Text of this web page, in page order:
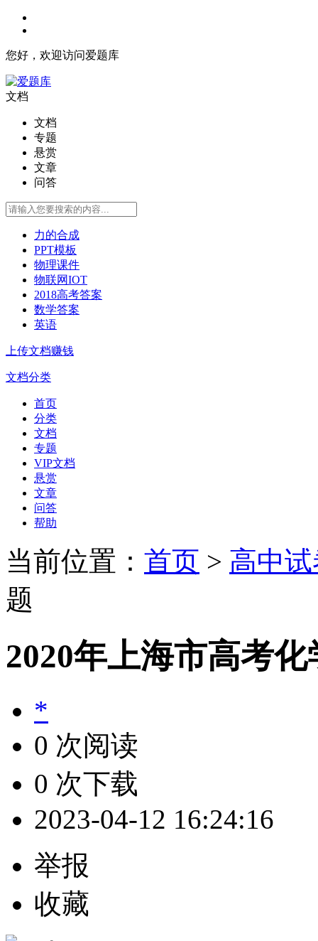
您好，欢迎访问爱题库
文档
文档
专题
悬赏
文章
问答
力的合成
PPT模板
物理课件
物联网IOT
2018高考答案
数学答案
英语
上传文档赚钱
文档分类
首页
分类
文档
专题
VIP文档
悬赏
文章
问答
帮助
当前位置： 首页 > 高中
题
2020年上海市高考
*
0 次阅读
0 次下载
2023-04-12 16:24:16
举报
收藏